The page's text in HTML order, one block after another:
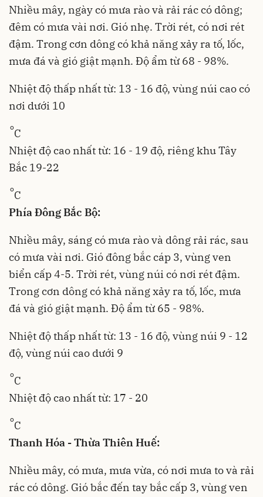
Nhiều mây, ngày có mưa rào và rải rác có dông;
đêm có mưa vài nơi. Gió nhẹ. Trời rét, có nơi rét
đậm. Trong cơn dông có khả năng xảy ra tố, lốc,
mưa đá và gió giật mạnh. Độ ẩm từ 68 - 98%.
Nhiệt độ thấp nhất từ: 13 - 16 độ, vùng núi cao có
nơi dưới 10
oC
Nhiệt độ cao nhất từ: 16 - 19 độ, riêng khu Tây
Bắc 19-22
oC
Phía Đông Bắc Bộ:
Nhiều mây, sáng có mưa rào và dông rải rác, sau
có mưa vài nơi. Gió đông bắc cáp 3, vùng ven
biển cấp 4-5. Trời rét, vùng núi có nơi rét đậm.
Trong cơn dông có khả năng xảy ra tố, lốc, mưa
đá và gió giật mạnh. Độ ẩm từ 65 - 98%.
Nhiệt độ thấp nhất từ: 13 - 16 độ, vùng núi 9 - 12
độ, vùng núi cao dưới 9
oC
Nhiệt độ cao nhất từ: 17 - 20
oC
Thanh Hóa - Thừa Thiên Huế:
Nhiều mây, có mưa, mưa vừa, có nơi mưa to và rải
rác có dông. Gió bắc đến tay bắc cấp 3, vùng ven